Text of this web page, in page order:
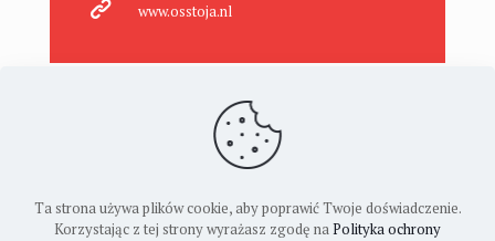
www.osstoja.nl
KONTAKT FAQ
Ta strona używa plików cookie, aby poprawić Twoje doświadczenie.
Korzystając z tej strony wyrażasz zgodę naPolityka ochrony